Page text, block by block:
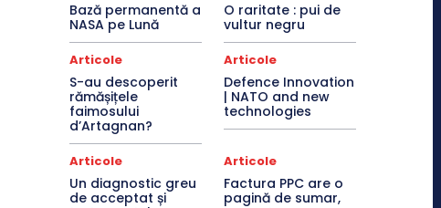
Bază permanentă a
NASA pe Lună
O raritate : pui de
vultur negru
Articole
S-au descoperit
rămășițele
faimosului
d’Artagnan?
Articole
Defence Innovation
| NATO and new
technologies
Articole
Un diagnostic greu
de acceptat și
Articole
Factura PPC are o
pagină de sumar,